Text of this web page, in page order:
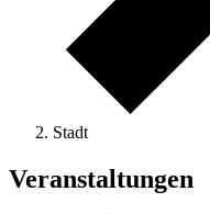
Stadt
Veranstaltungen